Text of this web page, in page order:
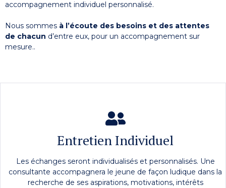
accompagnement individuel personnalisé.
Nous sommes à l’écoute des besoins et des attentes
de chacun d’entre eux, pour un accompagnement sur
mesure..
Entretien Individuel
Les échanges seront individualisés et personnalisés. Une
consultante accompagnera le jeune de façon ludique dans la
recherche de ses aspirations, motivations, intérêts